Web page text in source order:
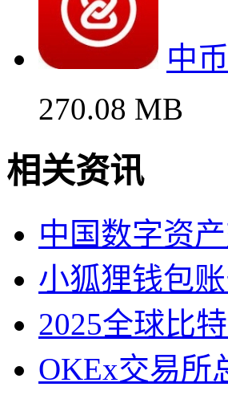
中
270.08 MB
相关资讯
中国数字资
小狐狸钱包
2025全球比
OKEx交易所